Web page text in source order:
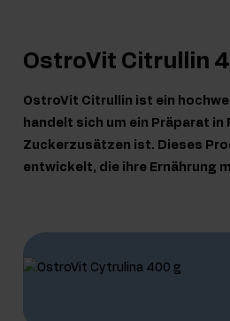
OstroVit Citrullin
OstroVit Citrullin ist ein
handelt sich um ein Präparat
Zuckerzusätzen ist. Dieses
entwickelt, die ihre Ernährung